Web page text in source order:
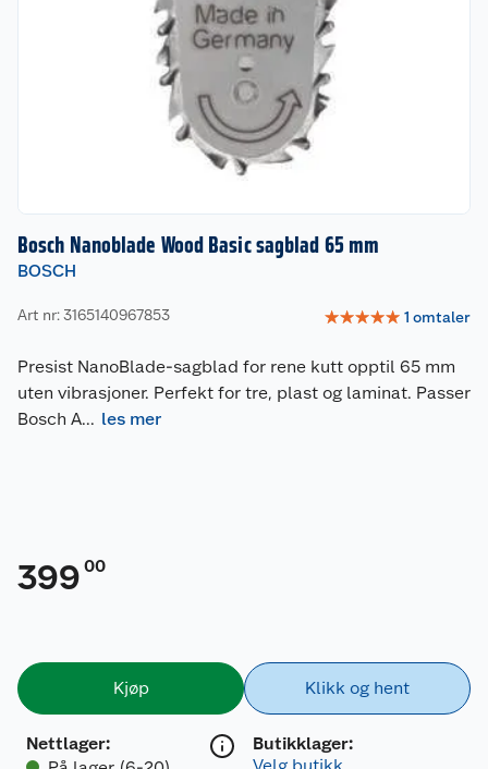
Bosch Nanoblade Wood Basic sagblad 65 mm
BOSCH
Art nr: 3165140967853 ☆☆☆☆☆ 1 omtaler
Presist NanoBlade-sagblad for rene kutt opptil 65 mm
uten vibrasjoner. Perfekt for tre, plast og laminat. Passer
Bosch A... les mer
399 00
Kjøp
Nettlager:
Klikk og hent
Butikklager: